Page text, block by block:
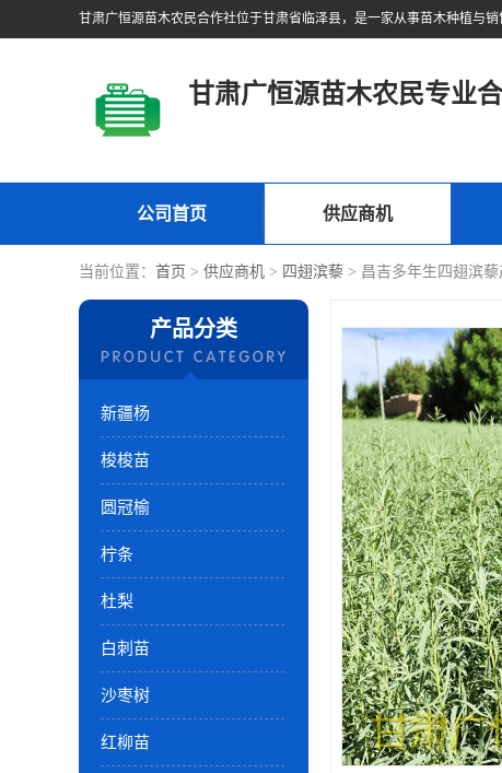
甘肃广恒源苗木农民专业
公司首页 供应商机
当前位置： 首页 > 供应商机 > 四翅滨藜 > 昌吉多年生四翅滨藜
产品分类
新疆杨
梭梭苗
圆冠榆
柠条
杜梨
白刺苗
沙枣树
红柳苗